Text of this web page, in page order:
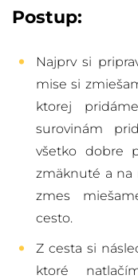
Postup:
Najprv si
mise si
ktorej
surovinám
všetko dobre
zmäknuté a na
zmes
cesto.
Z cesta si
ktoré